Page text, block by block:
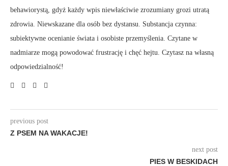
behawiorystą, gdyż każdy wpis niewłaściwie zrozumiany grozi utratą
zdrowia. Niewskazane dla osób bez dystansu. Substancja czynna:
subiektywne ocenianie świata i osobiste przemyślenia. Czytane w
nadmiarze mogą powodować frustrację i chęć hejtu. Czytasz na własną
odpowiedzialność!
previous post
Z PSEM NA WAKACJE!
next post
PIES W BESKIDACH